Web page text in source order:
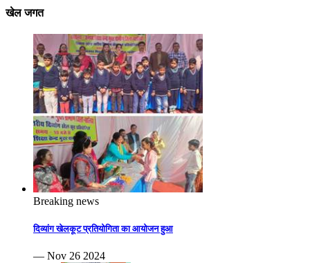
खेल जगत
Breaking news
दिव्यांग खेलकूट प्रतियोगिता का आयोजन हुआ
— Nov 26 2024